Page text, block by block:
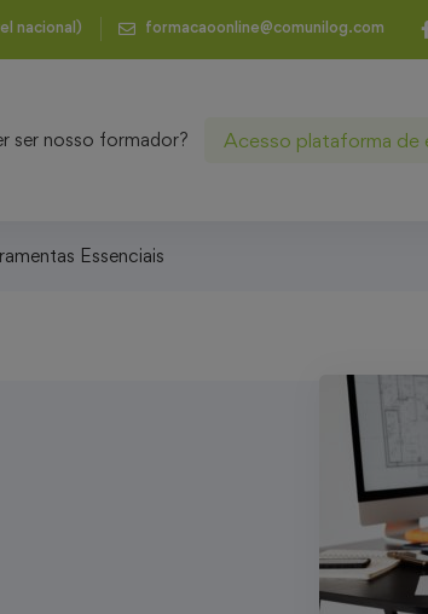
nacional) formacaoonline@comunilog.com
ser nosso formador? Acesso plataforma de
Essenciais